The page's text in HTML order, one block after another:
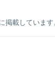
載しています